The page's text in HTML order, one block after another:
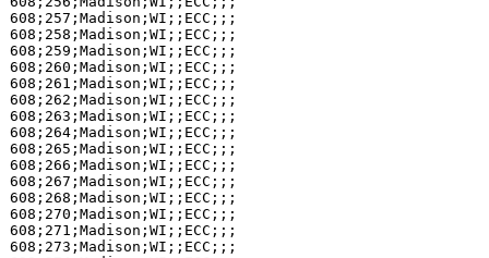
608;257;Madison;WI;;ECC;;;
608;258;Madison;WI;;ECC;;;
608;259;Madison;WI;;ECC;;;
608;260;Madison;WI;;ECC;;;
608;261;Madison;WI;;ECC;;;
608;262;Madison;WI;;ECC;;;
608;263;Madison;WI;;ECC;;;
608;264;Madison;WI;;ECC;;;
608;265;Madison;WI;;ECC;;;
608;266;Madison;WI;;ECC;;;
608;267;Madison;WI;;ECC;;;
608;268;Madison;WI;;ECC;;;
608;270;Madison;WI;;ECC;;;
608;271;Madison;WI;;ECC;;;
608;273;Madison;WI;;ECC;;;